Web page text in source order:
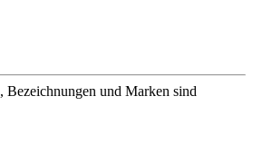
und Marken sind